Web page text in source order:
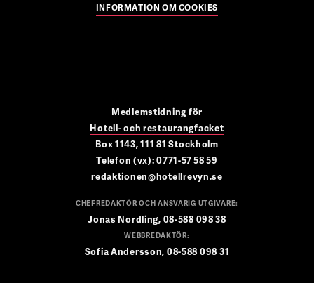
INFORMATION OM COOKIES
Medlemstidning för
Hotell- och restaurangfacket
Box 1143, 111 81 Stockholm
Telefon (vx): 0771-57 58 59
redaktionen@hotellrevyn.se
CHEFREDAKTÖR OCH ANSVARIG UTGIVARE:
Jonas Nordling, 08-588 098 38
WEBBREDAKTÖR:
Sofia Andersson, 08-588 098 31